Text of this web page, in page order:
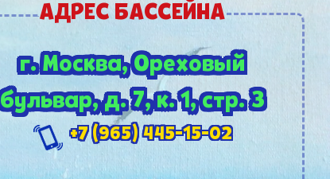
АДРЕС БАССЕЙНА
г. Москва, Ореховый
бульвар,д. 7, к. 1, стр. 3
+7 (965) 445-15-02